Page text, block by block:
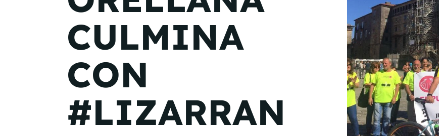
Madrid 2026 2 -08
de octubre
Castilla-La Mancha
22 de octubre
Barcelona 2026 2 -
05 de noviembre
CULMINA
CON
#LIZARRAN